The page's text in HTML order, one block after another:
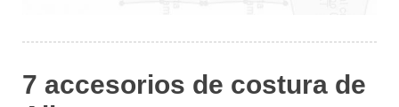
7 accesorios de costura de